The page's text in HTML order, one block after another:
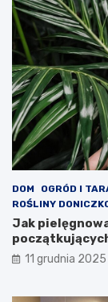
DOM OGRÓD I
ROŚLINY
Jak
11 grudnia 2025